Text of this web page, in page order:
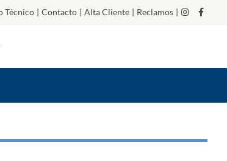
Técnico | Contacto | Alta Cliente | Reclamos |